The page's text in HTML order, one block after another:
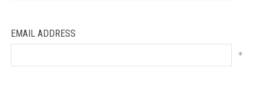
EMAIL ADDRESS
*